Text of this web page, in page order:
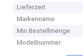
Lieferzeit
Markenname
Min Bestellmenge
Modellnummer